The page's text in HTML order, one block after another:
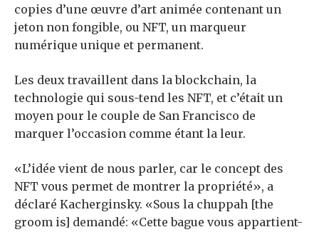
copies d’une œuvre d’art animée contenant un
jeton non fongible, ou NFT, un marqueur
numérique unique et permanent.
Les deux travaillent dans la blockchain, la
technologie qui sous-tend les NFT, et c’était un
moyen pour le couple de San Francisco de
marquer l’occasion comme étant la leur.
«L’idée vient de nous parler, car le concept des
NFT vous permet de montrer la propriété», a
déclaré Kacherginsky. «Sous la chuppah [the
groom is] demandé: «Cette bague vous appartient-